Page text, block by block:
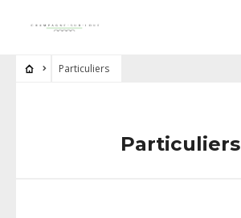
Particuliers
Particuliers